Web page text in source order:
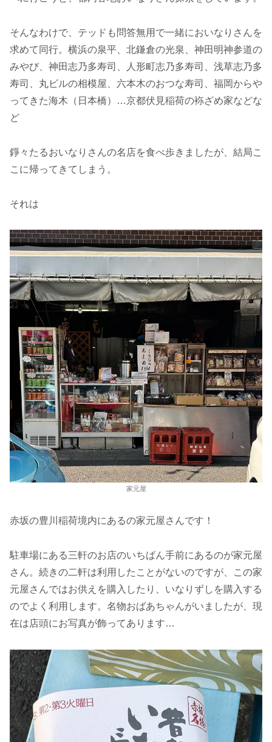
そんなわけで、テッドも問答無用で一緒においなりさんを
求めて同行。横浜の泉平、北鎌倉の光泉、神田明神参道の
みやび、神田志乃多寿司、人形町志乃多寿司、浅草志乃多
寿司、丸ビルの相模屋、六本木のおつな寿司、福岡からや
ってきた海木（日本橋）…京都伏見稲荷の袮ざめ家などな
ど
錚々たるおいなりさんの名店を食べ歩きましたが、結局こ
こに帰ってきてしまう。
それは
家元屋
赤坂の豊川稲荷境内にあるの家元屋さんです！
駐車場にある三軒のお店のいちばん手前にあるのが家元屋
さん。続きの二軒は利用したことがないのですが、この家
元屋さんではお供えを購入したり、いなりずしを購入する
のでよく利用します。名物おばあちゃんがいましたが、現
在は店頭にお写真が飾ってあります…